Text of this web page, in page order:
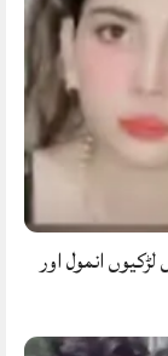
انمول اور